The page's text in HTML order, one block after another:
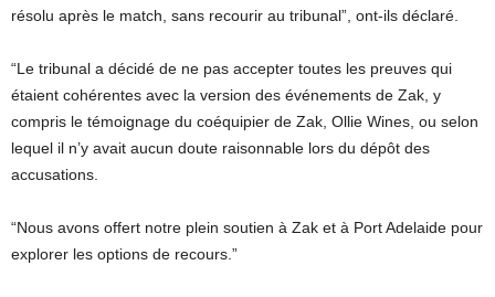
résolu après le match, sans recourir au tribunal”, ont-ils déclaré.
“Le tribunal a décidé de ne pas accepter toutes les preuves qui
étaient cohérentes avec la version des événements de Zak, y
compris le témoignage du coéquipier de Zak, Ollie Wines, ou selon
lequel il n’y avait aucun doute raisonnable lors du dépôt des
accusations.
“Nous avons offert notre plein soutien à Zak et à Port Adelaide pour
explorer les options de recours.”